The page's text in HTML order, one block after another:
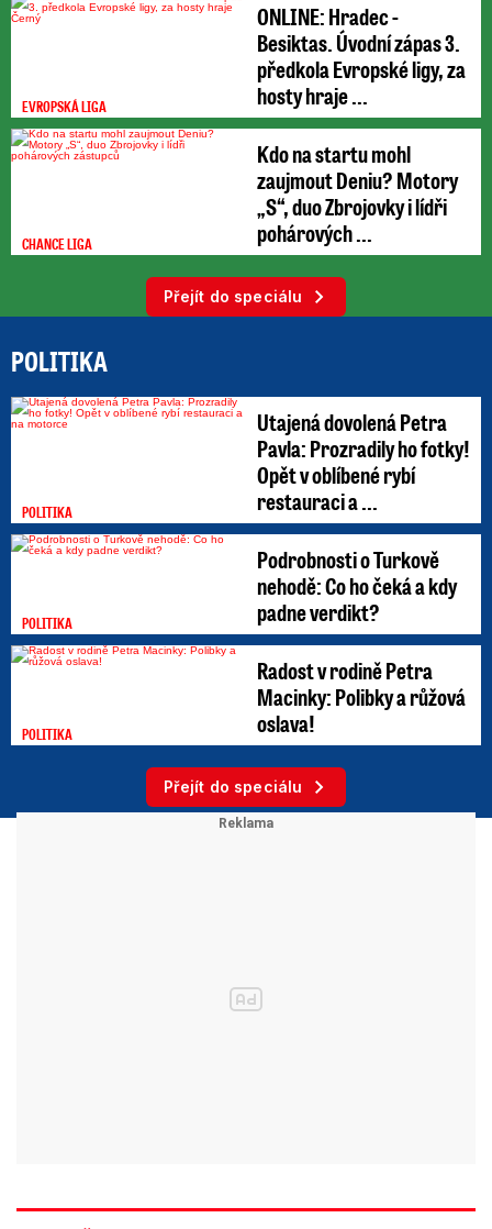
EVROPSKÁ LIGA
ONLINE: Hradec -
Besiktas. Úvodní zápas 3.
předkola Evropské ligy, za
hosty hraje ...
CHANCE LIGA
Kdo na startu mohl
zaujmout Deniu? Motory
„S“, duo Zbrojovky i lídři
pohárových ...
Přejít do speciálu
POLITIKA
POLITIKA
Utajená dovolená Petra
Pavla: Prozradily ho fotky!
Opět v oblíbené rybí
restauraci a ...
POLITIKA
Podrobnosti o Turkově
nehodě: Co ho čeká a kdy
padne verdikt?
POLITIKA
Radost v rodině Petra
Macinky: Polibky a růžová
oslava!
Přejít do speciálu